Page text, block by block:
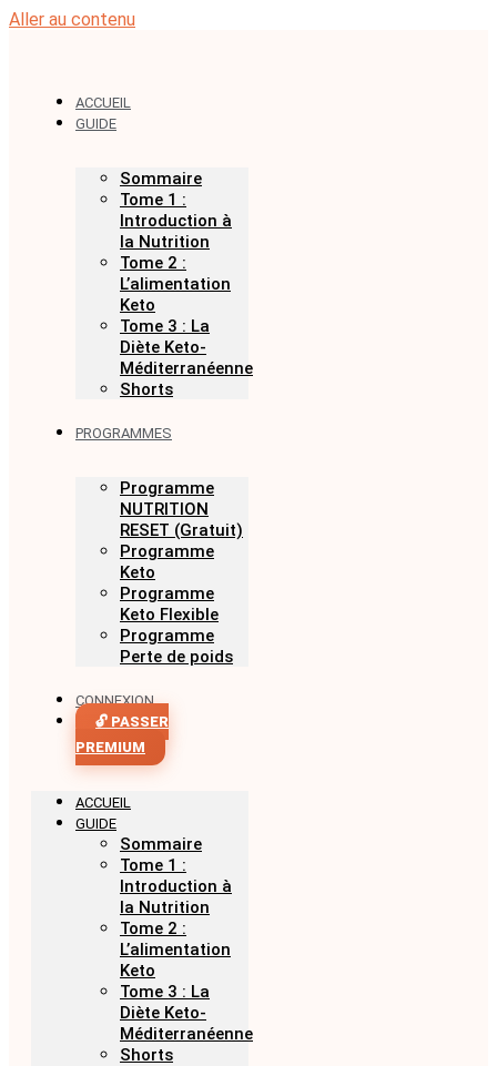
Aller au contenu
ACCUEIL
GUIDE
Sommaire
Tome 1 :
Introduction à
la Nutrition
Tome 2 :
L’alimentation
Keto
Tome 3 : La
Diète Keto-
Méditerranéenne
Shorts
PROGRAMMES
Programme
NUTRITION
RESET (Gratuit)
Programme
Keto
Programme
Keto Flexible
Programme
Perte de poids
CONNEXION
🔓 PASSER
PREMIUM
ACCUEIL
GUIDE
Sommaire
Tome 1 :
Introduction à
la Nutrition
Tome 2 :
L’alimentation
Keto
Tome 3 : La
Diète Keto-
Méditerranéenne
Shorts